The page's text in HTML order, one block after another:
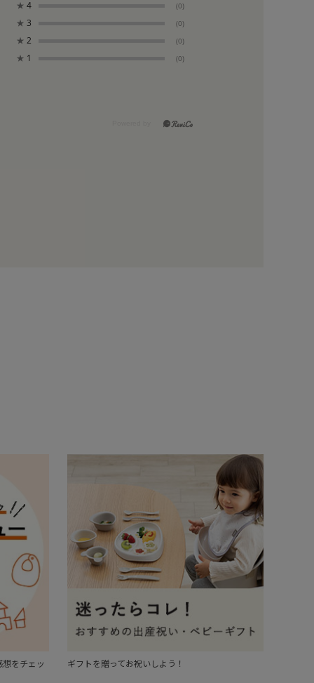
★ 4 (0)
★ 3 (0)
★ 2 (0)
★ 1 (0)
をチェッ
ギフトを贈ってお祝いしよう！